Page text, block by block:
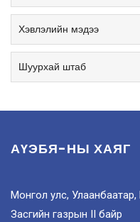
Хэвлэлийн мэдээ
Шуурхай штаб
АҮЭБЯ-НЫ ХАЯГ
Монгол улс,
Засгийн газрын II байр